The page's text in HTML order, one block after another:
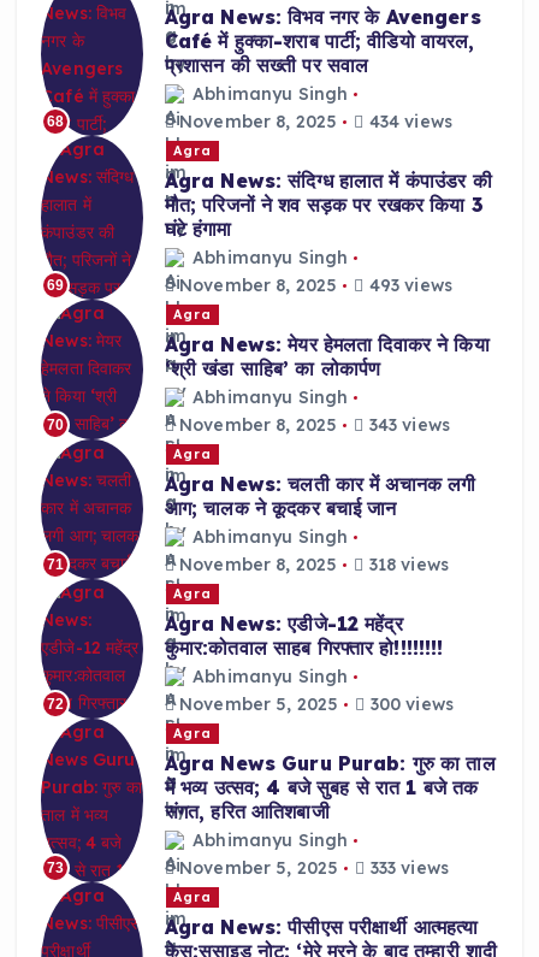
68
Agra News: विभव नगर के Avengers
Café में हुक्का-शराब पार्टी; वीडियो वायरल,
प्रशासन की सख्ती पर सवाल
Abhimanyu Singh
November 8, 2025
434 views
69
Agra
Agra News: संदिग्ध हालात में कंपाउंडर की
मौत; परिजनों ने शव सड़क पर रखकर किया 3
घंटे हंगामा
Abhimanyu Singh
November 8, 2025
493 views
70
Agra
Agra News: मेयर हेमलता दिवाकर ने किया
‘श्री खंडा साहिब’ का लोकार्पण
Abhimanyu Singh
November 8, 2025
343 views
71
Agra
Agra News: चलती कार में अचानक लगी
आग; चालक ने कूदकर बचाई जान
Abhimanyu Singh
November 8, 2025
318 views
72
Agra
Agra News: एडीजे-12 महेंद्र
कुमार:कोतवाल साहब गिरफ्तार हो!!!!!!!!
Abhimanyu Singh
November 5, 2025
300 views
73
Agra
Agra News Guru Purab: गुरु का ताल
में भव्य उत्सव; 4 बजे सुबह से रात 1 बजे तक
संगत, हरित आतिशबाजी
Abhimanyu Singh
November 5, 2025
333 views
Agra
Agra News: पीसीएस परीक्षार्थी आत्महत्या
केस:सुसाइड नोट: ‘मेरे मरने के बाद तुम्हारी शादी